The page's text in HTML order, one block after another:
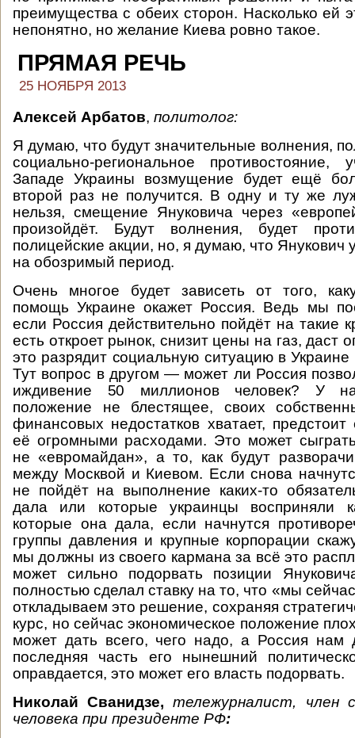
преимущества с обеих сторон. Насколько ей
непонятно, но желание Киева ровно такое.
ПРЯМАЯ РЕЧЬ
25 НОЯБРЯ 2013
Алексей Арбатов, политолог:
Я думаю, что будут значительные волнения,
социально-региональное
Западе Украины возмущение будет ещё
второй раз не получится. В одну и ту же
нельзя, смещение Януковича через
произойдёт. Будут волнения, будет
полицейские акции, но, я думаю, что Янукович
на обозримый период.
Очень многое будет зависеть от того,
помощь Украине окажет Россия. Ведь мы
если Россия действительно пойдёт на такие
есть откроет рынок, снизит цены на газ, даст
это разрядит социальную ситуацию в Украине
Тут вопрос в другом — может ли Россия
иждивение 50 миллионов человек? У
положение не блестящее, своих
финансовых недостатков хватает,
её огромными расходами. Это может
не «евромайдан», а то, как будут
между Москвой и Киевом. Если снова
не пойдёт на выполнение каких-то
дала или которые украинцы восприняли
которые она дала, если начнутся
группы давления и крупные корпорации
мы должны из своего кармана за всё это
может сильно подорвать позиции
полностью сделал ставку на то, что «мы
откладываем это решение, сохраняя
курс, но сейчас экономическое положение
может дать всего, чего надо, а Россия нам
последняя часть его нынешний
оправдается, это может его власть подорвать.
Николай Сванидзе,тележурналист, член
человека при президенте РФ: